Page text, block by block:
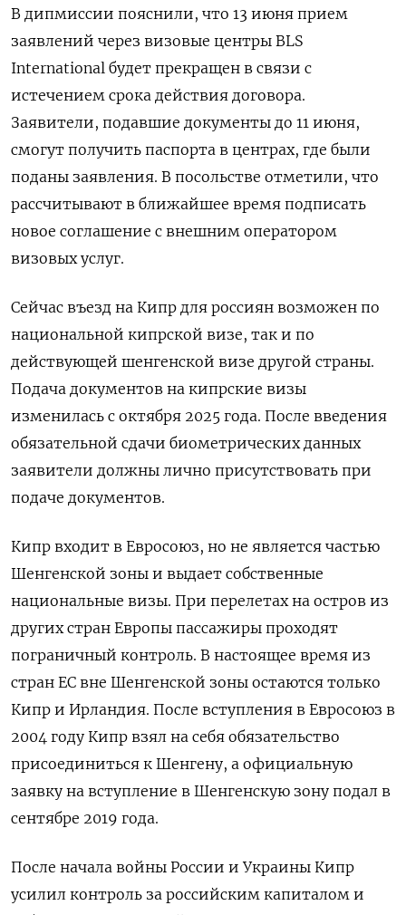
В дипмиссии пояснили, что 13 июня прием
заявлений через визовые центры BLS
International будет прекращен в связи с
истечением срока действия договора.
Заявители, подавшие документы до 11 июня,
смогут получить паспорта в центрах, где были
поданы заявления. В посольстве отметили, что
рассчитывают в ближайшее время подписать
новое соглашение с внешним оператором
визовых услуг.
Сейчас въезд на Кипр для россиян возможен по
национальной кипрской визе, так и по
действующей шенгенской визе другой страны.
Подача документов на кипрские визы
изменилась с октября 2025 года. После введения
обязательной сдачи биометрических данных
заявители должны лично присутствовать при
подаче документов.
Кипр входит в Евросоюз, но не является частью
Шенгенской зоны и выдает собственные
национальные визы. При перелетах на остров из
других стран Европы пассажиры проходят
пограничный контроль. В настоящее время из
стран ЕС вне Шенгенской зоны остаются только
Кипр и Ирландия. После вступления в Евросоюз в
2004 году Кипр взял на себя обязательство
присоединиться к Шенгену, а официальную
заявку на вступление в Шенгенскую зону подал в
сентябре 2019 года.
После начала войны России и Украины Кипр
усилил контроль за российским капиталом и